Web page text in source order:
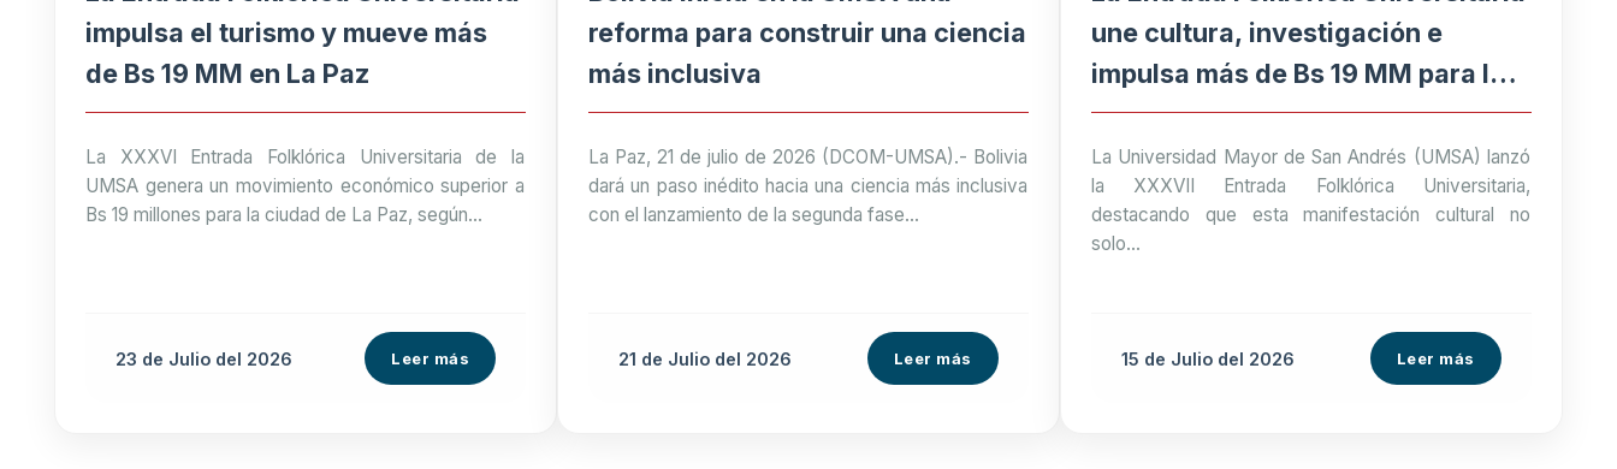
impulsa el turismo y mueve más
de Bs 19 MM en La Paz
La XXXVI Entrada Folklórica Universitaria de la
UMSA genera un movimiento económico superior a
Bs 19 millones para la ciudad de La Paz, según...
23 de Julio del 2026 Leer más
reforma para construir una ciencia
más inclusiva
La Paz, 21 de julio de 2026 (DCOM-UMSA).- Bolivia
dará un paso inédito hacia una ciencia más inclusiva
con el lanzamiento de la segunda fase...
21 de Julio del 2026 Leer más
une cultura, investigación e
impulsa más de Bs 19 MM para la
economía paceña
La Universidad Mayor de San Andrés (UMSA) lanzó
la XXXVII Entrada Folklórica Universitaria,
destacando que esta manifestación cultural no
solo...
15 de Juliodel 2026 Leer más